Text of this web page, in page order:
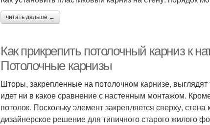
читать дальше →
Как прикрепить потолочный карниз к
Потолочные карнизы
Шторы, закрепленные на потолочном карнизе, выглядят
идет ни в какое сравнение с настенным монтажом.
потолок. Поскольку элемент закрепляется сверху,
дизайнерское решение для типичного старого жилого